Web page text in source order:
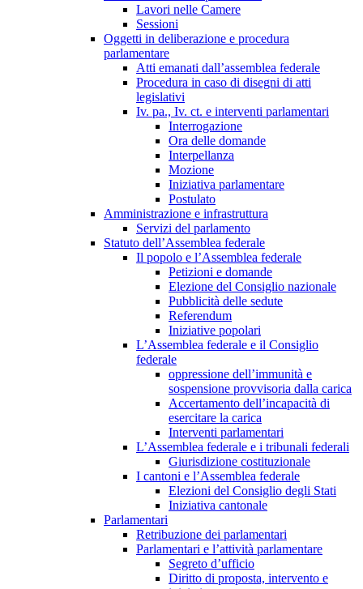
Lavori nelle Camere
Sessioni
Oggetti in deliberazione e procedura
parlamentare
Atti emanati dall’assemblea federale
Procedura in caso di disegni di atti
legislativi
Iv. pa., Iv. ct. e interventi parlamentari
Interrogazione
Ora delle domande
Interpellanza
Mozione
Iniziativa parlamentare
Postulato
Amministrazione e infrastruttura
Servizi del parlamento
Statuto dell’Assemblea federale
Il popolo e l’Assemblea federale
Petizioni e domande
Elezione del Consiglio nazionale
Pubblicità delle sedute
Referendum
Iniziative popolari
L’Assemblea federale e il Consiglio
federale
oppressione dell’immunità e
sospensione provvisoria dalla carica
Accertamento dell’incapacità di
esercitare la carica
Interventi parlamentari
L’Assemblea federale e i tribunali federali
Giurisdizione costituzionale
I cantoni e l’Assemblea federale
Elezioni del Consiglio degli Stati
Iniziativa cantonale
Parlamentari
Retribuzione dei parlamentari
Parlamentari e l’attività parlamentare
Segreto d’ufficio
Diritto di proposta, intervento e